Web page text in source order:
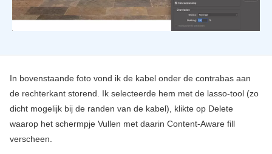
In bovenstaande foto vond ik de kabel onder de contrabas aan
de rechterkant storend. Ik selecteerde hem met de lasso-tool (zo
dicht mogelijk bij de randen van de kabel), klikte op Delete
waarop het schermpje Vullen met daarin Content-Aware fill
verscheen.